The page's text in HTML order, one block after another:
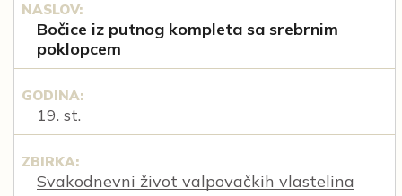
NASLOV:
Bočice iz putnog kompleta sa srebrnim
poklopcem
GODINA:
19. st.
ZBIRKA:
Svakodnevni život valpovačkih vlastelina